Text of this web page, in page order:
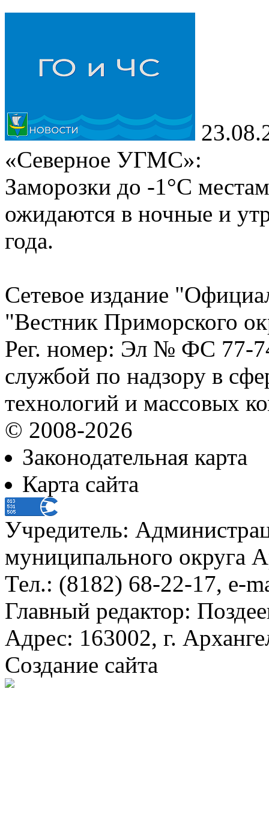
«Северное УГМС»:
Заморозки до -1°С
ожидаются в ночные и
года.
Сетевое издание
"Вестник Приморского
Рег. номер: Эл № ФС 77-
службой по надзору в
технологий и массовых
© 2008-2026
Законодательная карта
Карта сайта
Учредитель:
муниципального округа
Тел.: (8182) 68-22-17, e-
Главный редактор:
Адрес: 163002, г.
Создание сайта